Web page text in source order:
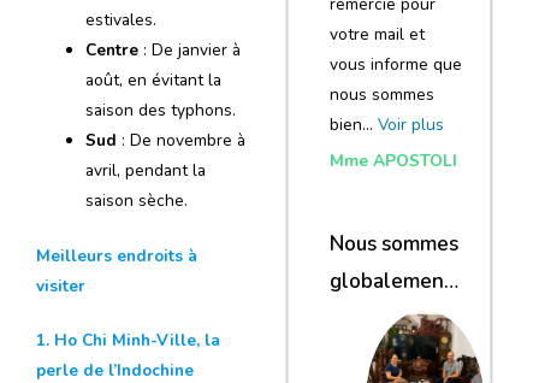
estivales.
Centre : De janvier à
août, en évitant la
saison des typhons.
Sud : De novembre à
avril, pendant la
saison sèche.
Meilleurs endroits à
visiter
1. Ho Chi Minh-Ville, la
perle de l’Indochine
remercie pour
votre mail et
vous informe que
nous sommes
bien… Voir plus
Mme APOSTOLI
Nous sommes
globalement
satisfaits du
voyage